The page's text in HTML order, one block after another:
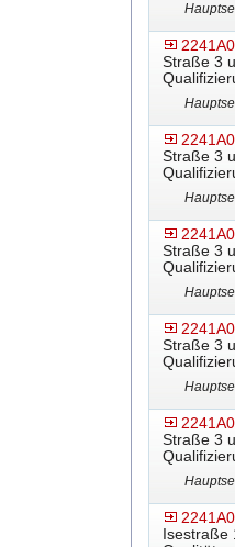
Straße 3
Straße 3
Straße 3
Straße 3
Straße 3
Isestraße